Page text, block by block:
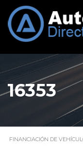
16353
FINANCIACIÓN DE